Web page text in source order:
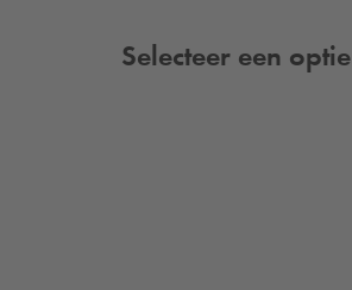
Selecteer een optie